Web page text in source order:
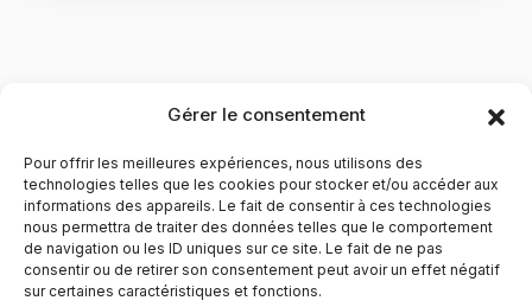
Gérer le consentement
Pour offrir les meilleures expériences, nous utilisons des
technologies telles que les cookies pour stocker et/ou accéder aux
informations des appareils. Le fait de consentir à ces technologies
nous permettra de traiter des données telles que le comportement
de navigation ou les ID uniques sur ce site. Le fait de ne pas
consentir ou de retirer son consentement peut avoir un effet négatif
sur certaines caractéristiques et fonctions.
YubiGeek est un média français dédié aux nouvelles
technologies, à la culture geek et au numérique. Fondé par